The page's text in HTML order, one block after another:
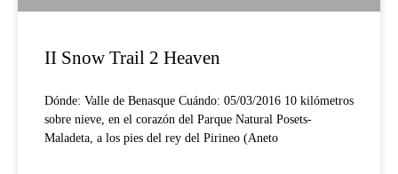
II Snow Trail 2 Heaven
Dónde: Valle de Benasque Cuándo: 05/03/2016 10 kilómetros
sobre nieve, en el corazón del Parque Natural Posets-
Maladeta, a los pies del rey del Pirineo (Aneto